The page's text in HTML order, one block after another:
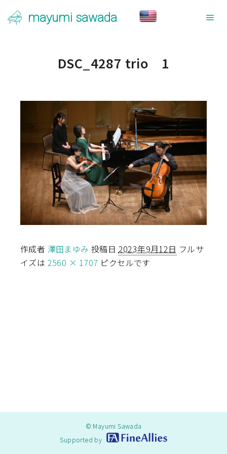
mayumi sawada
DSC_4287 trio 1
作成者 澤田まゆみ 投稿日 2023年9月12日 フルサ
イズは 2560 × 1707 ピクセルです
© Mayumi Sawada
Supported by